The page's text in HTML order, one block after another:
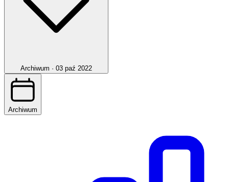
Archiwum · 03 paź 2022
Archiwum